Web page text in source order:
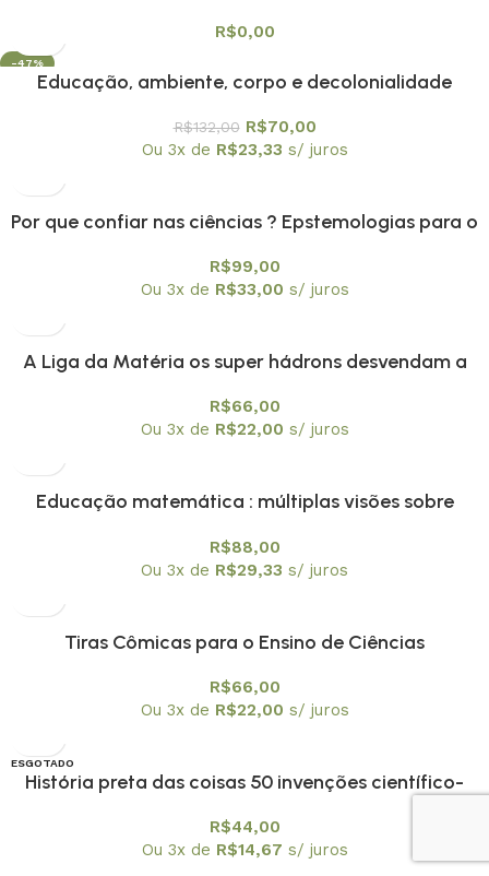
R$0,00
-47%
Educação, ambiente, corpo e decolonialidade
R$132,00 R$70,00
Ou 3x de R$23,33 s/ juros
Por que confiar nas ciências ? Epstemologias para o
R$99,00
Ou 3x de R$33,00 s/ juros
A Liga da Matéria os super hádrons desvendam a
R$66,00
Ou 3x de R$22,00 s/ juros
Educação matemática : múltiplas visões sobre
R$88,00
Ou 3x de R$29,33 s/ juros
Tiras Cômicas para o Ensino de Ciências
R$66,00
Ou 3x de R$22,00 s/ juros
ESGOTADO
História preta das coisas 50 invenções científico-
R$44,00
Ou 3x de R$14,67 s/ juros